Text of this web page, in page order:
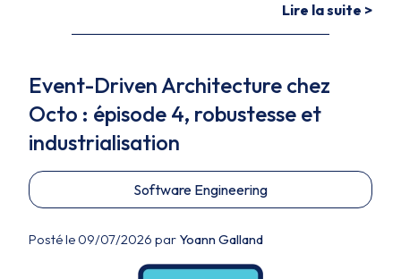
Lire la suite >
Event-Driven Architecture chez
Octo : épisode 4, robustesse et
industrialisation
Software Engineering
Posté le 09/07/2026 par Yoann Galland